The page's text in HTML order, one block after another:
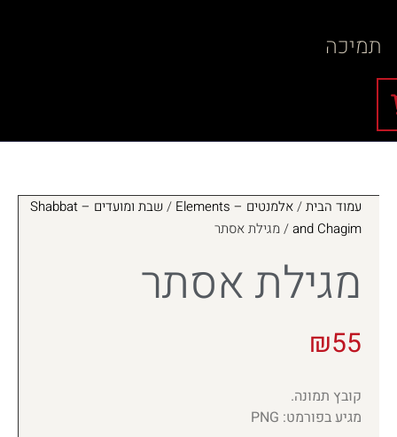
תמיכה
עמוד הבית/אלמנטים – Elements /
שבת ומועדים – Shabbat
and Chagim/ מגילת אסתר
מגילת אסתר
₪55
קובץ תמונה.
מגיע בפורמט: PNG